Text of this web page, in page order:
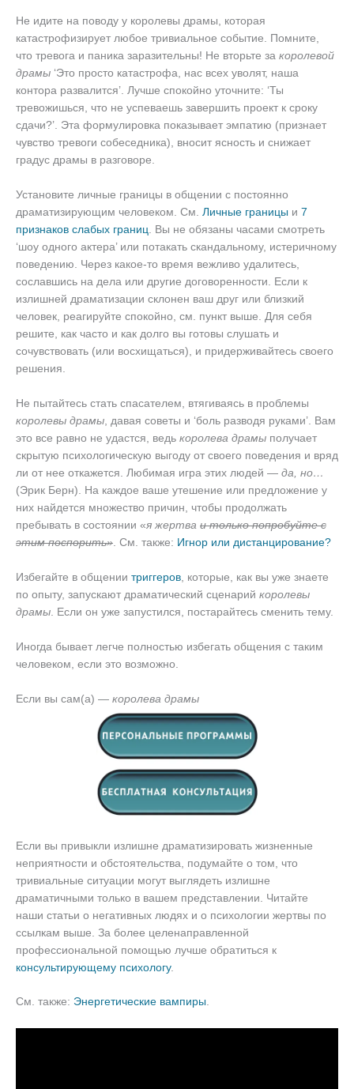
Не идите на поводу у королевы драмы, которая
катастрофизирует любое тривиальное событие. Помните,
что тревога и паника заразительны! Не вторьте за королевой
драмы ‘Это просто катастрофа, нас всех уволят, наша
контора развалится’. Лучше спокойно уточните: ‘Ты
тревожишься, что не успеваешь завершить проект к сроку
сдачи?’. Эта формулировка показывает эмпатию (признает
чувство тревоги собеседника), вносит ясность и снижает
градус драмы в разговоре.
Установите личные границы в общении с постоянно
драматизирующим человеком. См. Личные границы и 7
признаков слабых границ. Вы не обязаны часами смотреть
‘шоу одного актера’ или потакать скандальному, истеричному
поведению. Через какое-то время вежливо удалитесь,
сославшись на дела или другие договоренности. Если к
излишней драматизации склонен ваш друг или близкий
человек, реагируйте спокойно, см. пункт выше. Для себя
решите, как часто и как долго вы готовы слушать и
сочувствовать (или восхищаться), и придерживайтесь своего
решения.
Не пытайтесь стать спасателем, втягиваясь в проблемы
королевы драмы, давая советы и ‘боль разводя руками’. Вам
это все равно не удастся, ведь королева драмы получает
скрытую психологическую выгоду от своего поведения и вряд
ли от нее откажется. Любимая игра этих людей — да, но…
(Эрик Берн). На каждое ваше утешение или предложение у
них найдется множество причин, чтобы продолжать
пребывать в состоянии «я жертва и только попробуйте с
этим поспорить». См. также: Игнор или дистанцирование?
Избегайте в общении триггеров, которые, как вы уже знаете
по опыту, запускают драматический сценарий королевы
драмы. Если он уже запустился, постарайтесь сменить тему.
Иногда бывает легче полностью избегать общения с таким
человеком, если это возможно.
Если вы сам(а) — королева драмы
Если вы привыкли излишне драматизировать жизненные
неприятности и обстоятельства, подумайте о том, что
тривиальные ситуации могут выглядеть излишне
драматичными только в вашем представлении. Читайте
наши статьи о негативных людях и о психологии жертвы по
ссылкам выше. За более целенаправленной
профессиональной помощью лучше обратиться к
консультирующему психологу.
См. также: Энергетические вампиры.